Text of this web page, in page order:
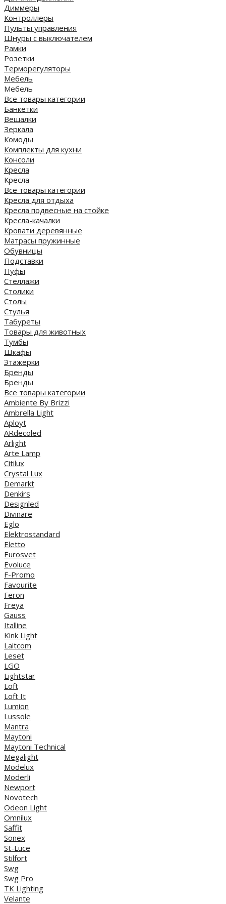
Диммеры
Контроллеры
Пульты управления
Шнуры с выключателем
Рамки
Розетки
Терморегуляторы
Мебель
Мебель
Все товары категории
Банкетки
Вешалки
Зеркала
Комоды
Комплекты для кухни
Консоли
Кресла
Кресла
Все товары категории
Кресла для отдыха
Кресла подвесные на стойке
Кресла-качалки
Кровати деревянные
Матрасы пружинные
Обувницы
Подставки
Пуфы
Стеллажи
Столики
Столы
Стулья
Табуреты
Товары для животных
Тумбы
Шкафы
Этажерки
Бренды
Бренды
Все товары категории
Ambiente By Brizzi
Ambrella Light
Aployt
ARdecoled
Arlight
Arte Lamp
Citilux
Crystal Lux
Demarkt
Denkirs
Designled
Divinare
Eglo
Elektrostandard
Eletto
Eurosvet
Evoluce
F-Promo
Favourite
Feron
Freya
Gauss
Italline
Kink Light
Laitcom
Leset
LGO
Lightstar
Loft
Loft It
Lumion
Lussole
Mantra
Maytoni
Maytoni Technical
Megalight
Modelux
Moderli
Newport
Novotech
Odeon Light
Omnilux
Saffit
Sonex
St-Luce
Stilfort
Swg
Swg Pro
TK Lighting
Velante